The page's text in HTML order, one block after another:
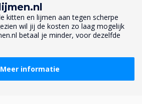
kitten en lijmen aan tegen scherpe
wil jij de kosten zo laag mogelijk
betaal je minder, voor dezelfde
Meer informatie